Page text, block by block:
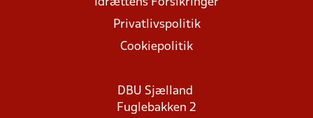
Idrættens Forsikringer
Privatlivspolitik
Cookiepolitik
DBU Sjælland
Fuglebakken 2